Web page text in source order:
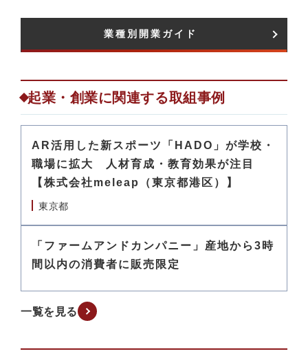
業種別開業ガイド​
起業・創業に関連する取組事例
AR活用した新スポーツ「HADO」が学校・
職場に拡大 人材育成・教育効果が注目
【株式会社meleap（東京都港区）】
東京都
「ファームアンドカンパニー」産地から3時
間以内の消費者に販売限定
一覧を見る